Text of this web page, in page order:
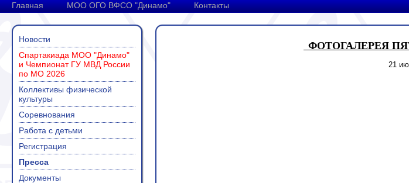
Главная МОО ОГО ВФСО "Динамо" Контакты
Новости
Спартакиада МОО "Динамо"
и Чемпионат ГУ МВД России
по МО 2026
Коллективы физической
культуры
Соревнования
Работа с детьми
Регистрация
Пресса
Документы
ФОТОГАЛЕРЕЯ
21